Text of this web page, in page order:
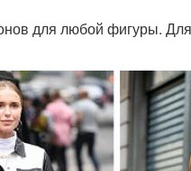
для любой фигуры. Для